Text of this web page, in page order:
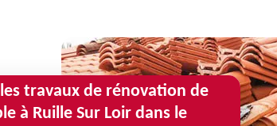
travaux de rénovation de
à Ruille Sur Loir dans le